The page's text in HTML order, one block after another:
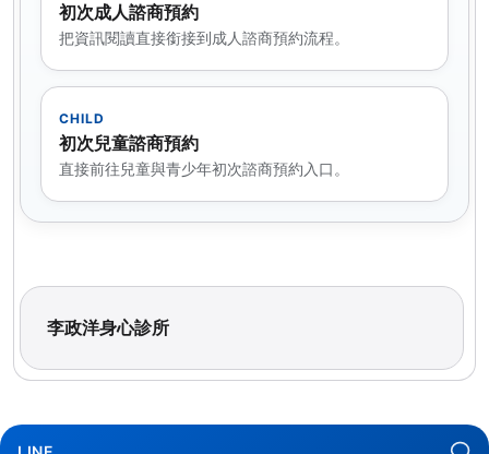
初次成人諮商預約
把資訊閱讀直接銜接到成人諮商預約流程。
CHILD
初次兒童諮商預約
直接前往兒童與青少年初次諮商預約入口。
李政洋身心診所